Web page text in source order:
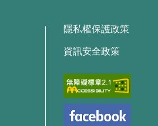
隱私權保護政策
資訊安全政策